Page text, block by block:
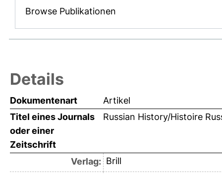
Browse Publikationen
Details
Dokumentenart
Artikel
Titel eines Journals
oder einer
Zeitschrift
Russian History/Histoire
Verlag: Brill